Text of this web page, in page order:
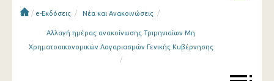
/ e-Εκδόσεις / Νέα και Ανακοινώσεις /
Αλλαγή ημέρας ανακοίνωσης Τριμηνιαίων Μη
Χρηματοοικονομικών Λογαριασμών Γενικής Κυβέρνησης
/